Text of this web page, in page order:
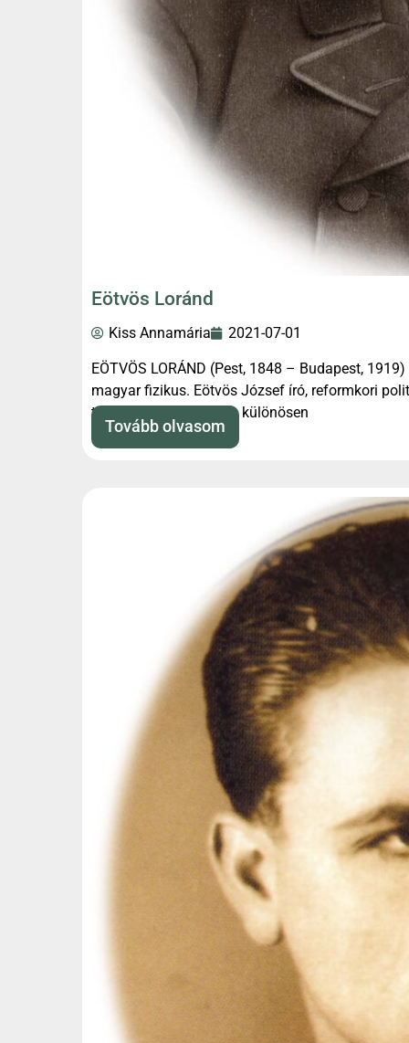
Eötvös Loránd
Kiss Annamária 2021-07-01
EÖTVÖS LORÁND (Pest, 1848 – Budapest,
magyar fizikus. Eötvös József író, reformkori
természettudományok, különösen
Tovább olvasom